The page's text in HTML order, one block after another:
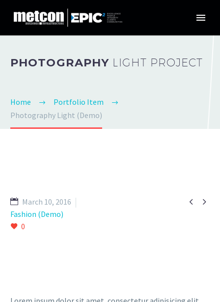
PHOTOGRAPHY LIGHT PROJECT
Home
Portfolio Item
Photography Light (Demo)
 
March 10, 2016
Fashion (Demo)
0